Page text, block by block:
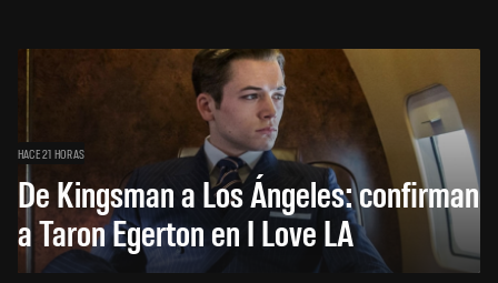
HACE 21 HORAS
De Kingsman a Los Ángeles: confirman
a Taron Egerton en I Love LA